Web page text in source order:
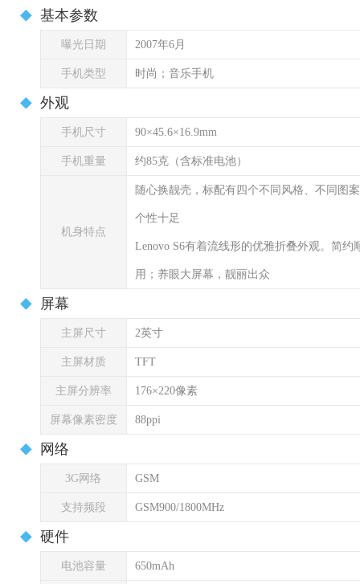
基本参数
曝光日期 2007年6月
手机类型 时尚；音乐手机
外观
手机尺寸 90×45.6×16.9mm
手机重量 约85克（含标准电池）
机身特点
随心换靓壳，标配有四个不同风格、不同图
个性十足
Lenovo S6有着流线形的优雅折叠外观。简
用；养眼大屏幕，靓丽出众
屏幕
主屏尺寸 2英寸
主屏材质 TFT
主屏分辨率 176×220像素
屏幕像素密度 88ppi
网络
3G网络 GSM
支持频段 GSM900/1800MHz
硬件
电池容量 650mAh